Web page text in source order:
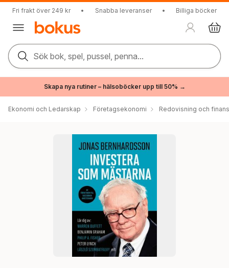
Fri frakt över 249 kr • Snabba leveranser • Billiga böcker
Sök bok, spel, pussel, penna...
Skapa nya rutiner – hälsoböcker upp till 50% →
Ekonomi och Ledarskap Företagsekonomi Redovisning och